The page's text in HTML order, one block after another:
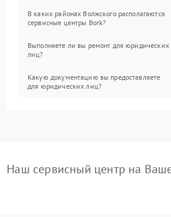
В каких районах Волжского располагаются
сервисные центры Bork?
Выполняете ли вы ремонт для юридических
лиц?
Какую документацию вы предоставляете
для юридических лиц?
Наш сервисный центр на